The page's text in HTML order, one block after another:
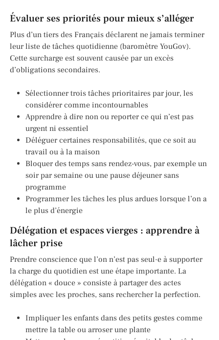
Évaluer ses priorités pour mieux s’alléger
Plus d’un tiers des Français déclarent ne jamais terminer
leur liste de tâches quotidienne (baromètre YouGov).
Cette surcharge est souvent causée par un excès
d’obligations secondaires.
Sélectionner trois tâches prioritaires par jour, les
considérer comme incontournables
Apprendre à dire non ou reporter ce qui n’est pas
urgent ni essentiel
Déléguer certaines responsabilités, que ce soit au
travail ou à la maison
Bloquer des temps sans rendez-vous, par exemple un
soir par semaine ou une pause déjeuner sans
programme
Programmer les tâches les plus ardues lorsque l’on a
le plus d’énergie
Délégation et espaces vierges : apprendre à
lâcher prise
Prendre conscience que l’on n’est pas seul·e à supporter
la charge du quotidien est une étape importante. La
délégation « douce » consiste à partager des actes
simples avec les proches, sans rechercher la perfection.
Impliquer les enfants dans des petits gestes comme
mettre la table ou arroser une plante